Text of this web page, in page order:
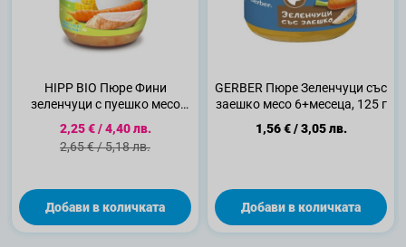
HIPP BIO Пюре Фини
зеленчуци с пуешко месо
12+месеца 6813 220 г
Специална цена
2,25 €/4,40 лв.
Стандартна цена
2,65 €/5,18 лв.
Добави в количката
GERBER Пюре Зеленчуци със
заешко месо 6+месеца, 125 г
1,56 €/3,05 лв.
Добави в количката